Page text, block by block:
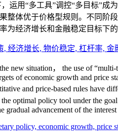
运用“多工具”调控“多目标”成
整体优于价格型规则。不同阶
为经济增长和金融稳定目标下
, 经济增长, 物价稳定, 杠杆率, 金
new situation， the use of
of economic growth and price
and price-based rules have
optimal policy tool under the
gradual advancement of the
policy, economic growth, price